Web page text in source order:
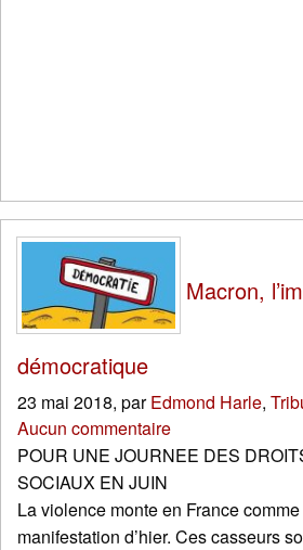
Macron,
démocratique
23 mai 2018, parEdmond Harle,
Aucun commentaire
POUR UNE JOURNEE DES
SOCIAUX EN JUIN
La violence monte en France
manifestation d’hier. Ces casseurs